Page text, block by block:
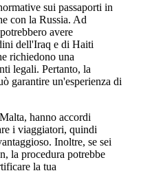
sui passaporti in
con la Russia. Ad
avere
dell'Iraq e di Haiti
richiedono una
legali. Pertanto, la
garantire un'esperienza di
hanno accordi
i viaggiatori, quindi
Inoltre, se sei
la procedura potrebbe
la tua